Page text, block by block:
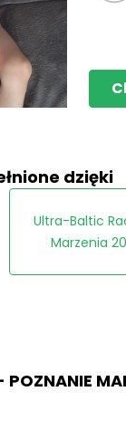
dzięki
Ultra-Baltic
Marzenia
POZNANIE